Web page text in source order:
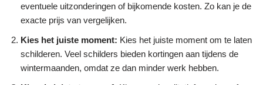
eventuele uitzonderingen of bijkomende kosten. Zo kan je de
exacte prijs van vergelijken.
Kies het juiste moment: Kies het juiste moment om te laten
schilderen. Veel schilders bieden kortingen aan tijdens de
wintermaanden, omdat ze dan minder werk hebben.